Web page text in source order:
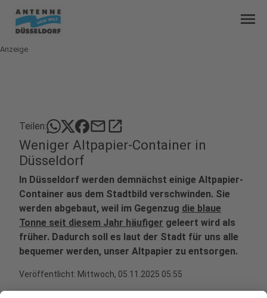
menu
Anzeige
Teilen: mailopen_in_new
Weniger Altpapier-Container in
Düsseldorf
In Düsseldorf werden demnächst einige Altpapier-
Container aus dem Stadtbild verschwinden. Sie
werden abgebaut, weil im Gegenzug die blaue
Tonne seit diesem Jahr häufiger geleert wird als
früher. Dadurch soll es laut der Stadt für uns alle
bequemer werden, unser Altpapier zu entsorgen.
Veröffentlicht: Mittwoch, 05.11.2025 05:55